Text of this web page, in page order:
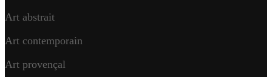
Art abstrait
Art contemporain
Art provençal